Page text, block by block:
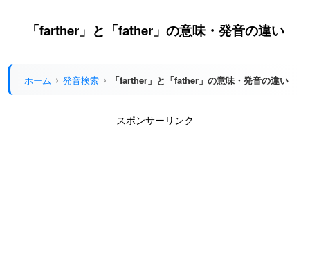
「farther」と「father」の意味・発音の違い
ホーム 発音検索 「farther」と「father」の意味・発音の違い
スポンサーリンク